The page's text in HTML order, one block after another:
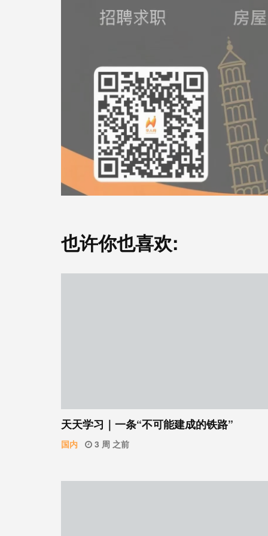
也许你也喜欢:
天天学习｜一条“不可能建成的铁路”
国内 3 周 之前